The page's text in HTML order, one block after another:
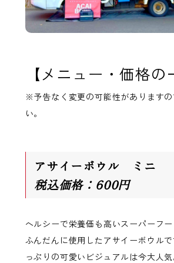
【メニュー・価格の
※予告なく変更の可能性があります
い。
アサイーボウル ミニ
税込価格：600円
ヘルシーで栄養価も高いスーパーフ
ふんだんに使用したアサイーボウル
っぷりの可愛いビジュアルは今大人気